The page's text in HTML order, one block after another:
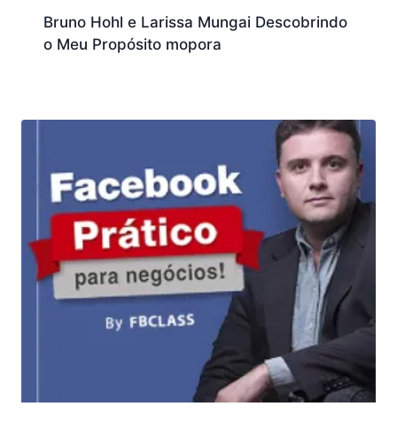
Bruno Hohl e Larissa Mungai Descobrindo
o Meu Propósito mopora